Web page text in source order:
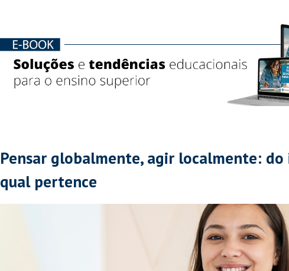
Pensar globalmente, agir localmente:
qual pertence